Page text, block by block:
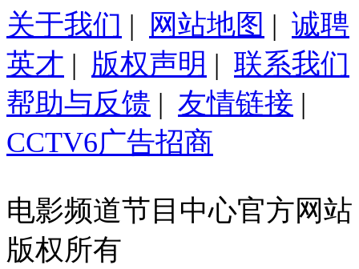
关于我们 | 网站地图 | 诚聘
英才 | 版权声明 | 联系我们
帮助与反馈 | 友情链接 |
CCTV6广告招商
电影频道节目中心官方网站
版权所有